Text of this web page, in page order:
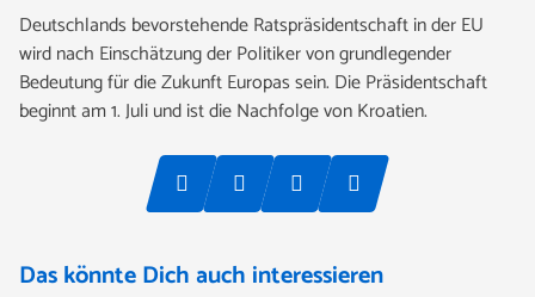
Deutschlands bevorstehende Ratspräsidentschaft in der EU
wird nach Einschätzung der Politiker von grundlegender
Bedeutung für die Zukunft Europas sein. Die Präsidentschaft
beginnt am 1. Juli und ist die Nachfolge von Kroatien.
Das könnte Dich auch interessieren